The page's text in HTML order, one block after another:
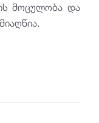
მოცულობა და